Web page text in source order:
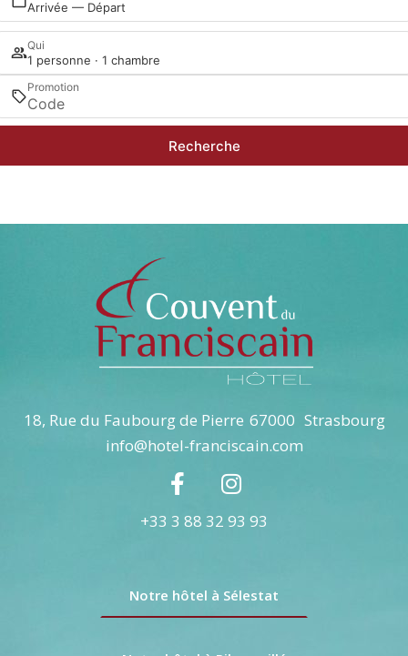
Arrivée — Départ
Qui
1 personne · 1 chambre
Promotion
Recherche
18, Rue du Faubourg de Pierre 67000 Strasbourg
info@hotel-franciscain.com
+33 3 88 32 93 93
Notre hôtel à Sélestat